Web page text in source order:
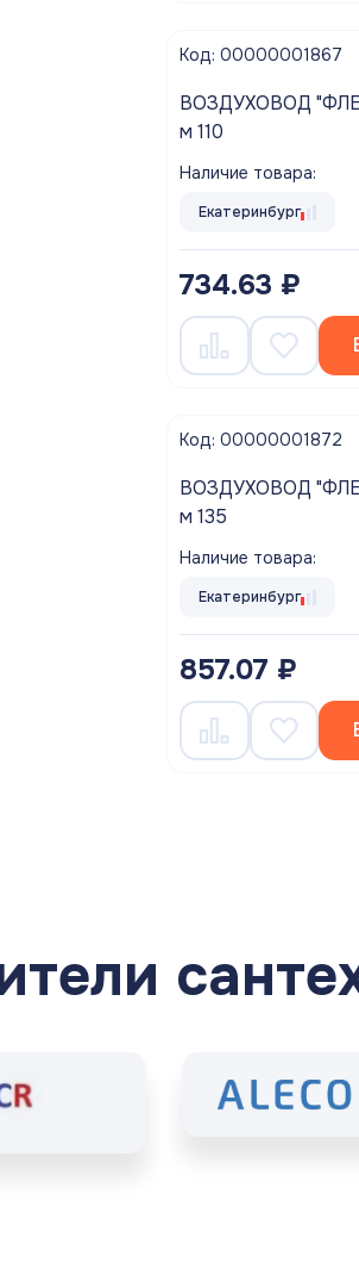
Код: 00000001867
ВОЗДУХОВОД "ФЛЕКС" (90мкр) 3
м 110
Наличие товара:
Екатеринбург
734.63 ₽
Код: 00000001872
ВОЗДУХОВОД "ФЛЕКС" (90мкр) 3
м 135
Наличие товара:
Екатеринбург
857.07 ₽